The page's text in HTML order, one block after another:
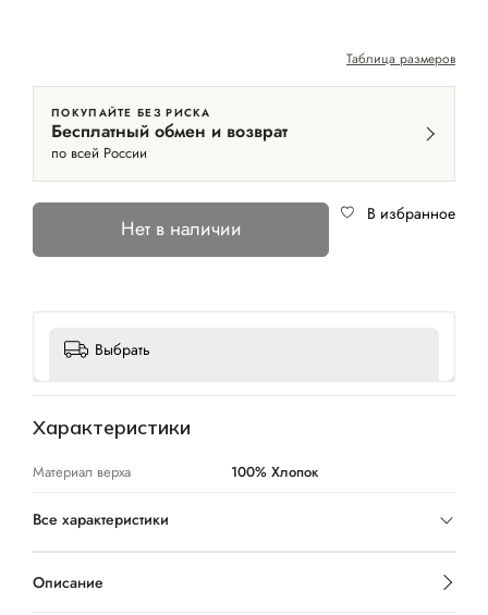
Таблица размеров
ПОКУПАЙТЕ БЕЗ РИСКА
Бесплатный обмен и возврат
по всей России
Нет в наличии
В избранное
Выбрать
Характеристики
Материал верха 100% Хлопок
Все характеристики
Описание